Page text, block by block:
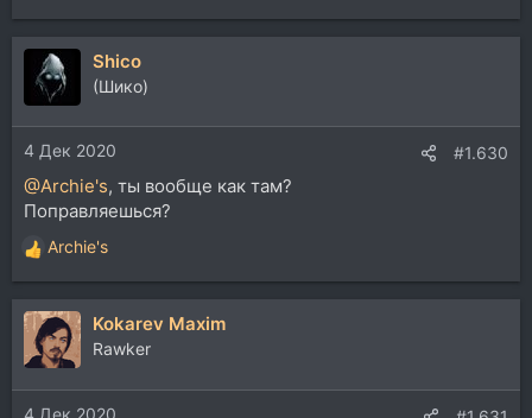
Shico
(Шико)
4 Дек 2020 #1.630
@Archie's, ты вообще как там?
Поправляешься?
Р
е
а
к
и
и
Archie's
Kokarev Maxim
Rawker
4 Дек 2020